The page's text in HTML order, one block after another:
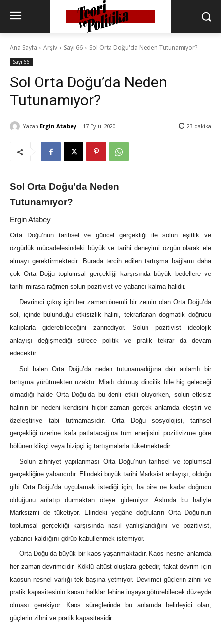
Ana Sayfa Arşiv Sayı 66 Sol Orta Doğu'da Neden Tutunamıyor?
Sayı 66
Sol Orta Doğu’da Neden
Tutunamıyor?
Yazan Ergin Atabey 17 Eylül 2020 23 dakika
Sol Orta Doğu’da Neden
Tutunamıyor?
Ergin Atabey
Orta Doğu’nun tarihsel ve güncel gerçekliği ile solun eşitlik ve
özgürlük mücadelesindeki büyük ve tarihi deneyimi özgün olarak ele
almayı gerektirmektedir. Burada tercih edilen tartışma bağlamı daha
çok Orta Doğu toplumsal gerçekliği karşısında büyük bedellere ve
tarihi mirasa rağmen solun pozitivist ve yabancı kalma halidir.
Devrimci çıkış için her zaman önemli bir zemin olan Orta Doğu’da
sol, içinde bulunduğu etkisizlik halini, tekrarlanan dogmatik doğrucu
kalıplarla giderebileceğini zannediyor. Solun pozitivist ideolojik
anlayışı değişmediği sürece politik ve pratik tekrar da devam
edecektir.
Sol halen Orta Doğu’da neden tutunamadığına dair anlamlı bir
tartışma yürütmekten uzaktır. Miadı dolmuş dincilik bile hiç geleceği
olmadığı halde Orta Doğu’da bu denli etkili oluyorken, solun etkisiz
halinin bir nedeni kendisini hiçbir zaman gerçek anlamda eleştiri ve
özeleştiriye tabi tutmamasıdır. Orta Doğu sosyolojisi, tarihsel
gerçekliği üzerine kafa patlatacağına tüm enerjisini pozitivizme göre
bölünen klikçi veya hizipçi iç tartışmalarla tüketmektedir.
Solun zihniyet yapılanması Orta Doğu’nun tarihsel ve toplumsal
gerçekliğine yabancıdır. Elindeki büyük tarihi Marksist anlayışı, olduğu
gibi Orta Doğu’da uygulamak istediği için, ha bire ne kadar doğrucu
olduğunu anlatıp durmaktan öteye gidemiyor. Aslında bu haliyle
Marksizmi de tüketiyor. Elindeki yegâne doğruların Orta Doğu’nun
toplumsal gerçekliği karşısında nasıl yanlışlandığını ve pozitivist,
yabancı kaldığını görüp kabullenmek istemiyor.
Orta Doğu’da büyük bir kaos yaşanmaktadır. Kaos nesnel anlamda
her zaman devrimcidir. Köklü altüst oluşlara gebedir, fakat devrim için
kaosun nesnel varlığı tek başına yetmiyor. Devrimci güçlerin zihni ve
pratik kapasitesinin kaosu halklar lehine inşaya götürebilecek düzeyde
olması gerekiyor. Kaos süreçlerinde bu anlamda belirleyici olan,
güçlerin zihni ve pratik kapasitesidir.